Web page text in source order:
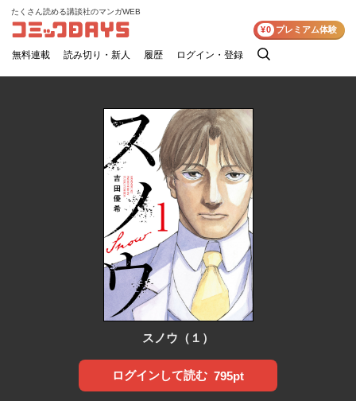
コミックDAYS
たくさん読める講談社のマンガWEB
無料連載 読み切り・新人 履歴 ログイン・登録
検
¥0 プレミアム体験
スノウ（１）
ログインして読む 795pt